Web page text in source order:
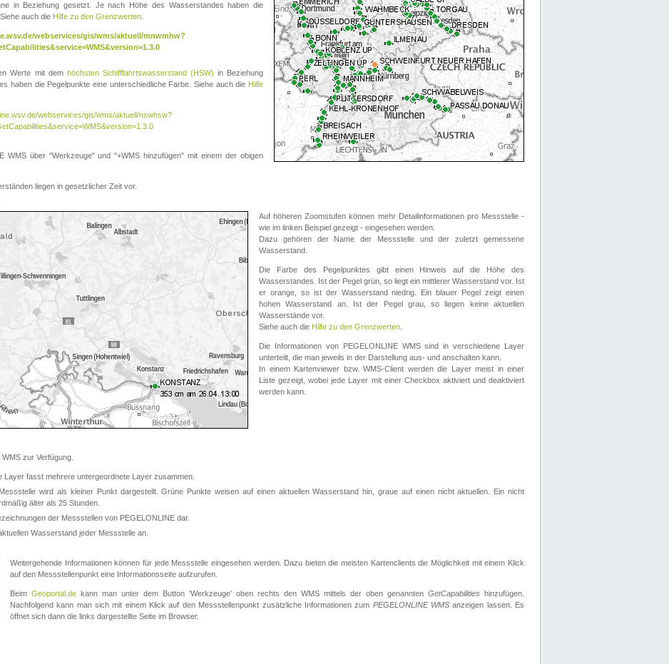
in Beziehung gesetzt. Je nach Höhe des Wasserstandes haben die
auch die Hilfe zu den Grenzwerten
webservices/gis/wms/aktuell/mnwmhw?
Werte mit dem höchsten Schifffahrtswasserstand (HSW) in Beziehung
haben die Pegelpunkte eine unterschiedliche Farbe. Siehe auch die Hilfe
webservices/gis/wms/aktuell/nswhsw?
WMS über "Werkzeuge" und "+WMS hinzufügen" mit einem der obigen
liegen in gesetzlicher Zeit vor.
Auf höheren Zoomstufen können mehr Detailinformationen pro Messstelle -
wie im linken Beispiel gezeigt - eingesehen werden.
Dazu gehören der Name der Messstelle und der zuletzt gemessene
Wasserstand.
Die Farbe des Pegelpunktes gibt einen Hinweis auf die Höhe des
Wasserstandes. Ist der Pegel grün, so liegt ein mittlerer Wasserstand vor. Ist
er orange, so ist der Wasserstand niedrig. Ein blauer Pegel zeigt einen
hohen Wasserstand an. Ist der Pegel grau, so liegen keine aktuellen
Wasserstände vor.
Siehe auch die Hilfe zu den Grenzwerten
Die Informationen von PEGELONLINE WMS sind in verschiedene Layer
unterteilt, die man jeweils in der Darstellung aus- und anschalten kann.
In einem Kartenviewer bzw. WMS-Client werden die Layer meist in einer
Liste gezeigt, wobei jede Layer mit einer Checkbox aktiviert und deaktiviert
werden kann.
zur Verfügung.
Layer fasst mehrere untergeordnete Layer zusammen.
wird als kleiner Punkt dargestellt. Grüne Punkte weisen auf einen aktuellen Wasserstand hin, graue auf einen nicht aktuellen. Ein nicht
älter als 25 Stunden.
der Messstellen von PEGELONLINE dar.
Wasserstand jeder Messstelle an.
Weitergehende Informationen können für jede Messstelle eingesehen werden. Dazu bieten die meisten Kartenclients die Möglichkeit mit einem Klick
auf den Messstellenpunkt eine Informationsseite aufzurufen.
Beim Geoportal.de kann man unter dem Button 'Werkzeuge' oben rechts den WMS mittels der oben genannten GetCapabilities hinzufügen.
Nachfolgend kann man sich mit einem Klick auf den Messstellenpunkt zusätzliche Informationen zum PEGELONLINE WMSanzeigen lassen. Es
öffnet sich dann die links dargestellte Seite im Browser.